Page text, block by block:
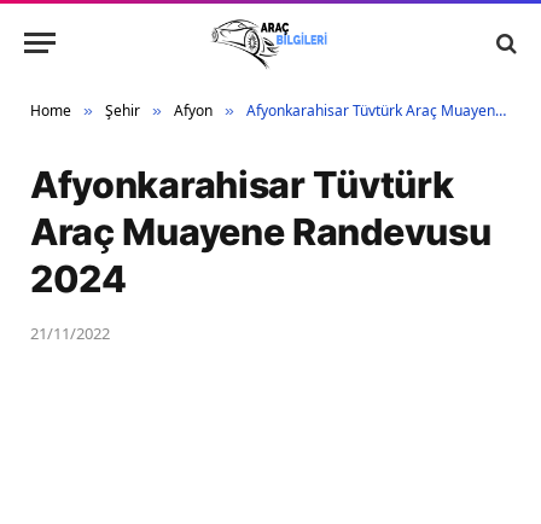
Home » Şehir » Afyon » Afyonkarahisar Tüvtürk Araç Muayene Randevusu 2024
Afyonkarahisar Tüvtürk
Araç Muayene Randevusu
2024
21/11/2022